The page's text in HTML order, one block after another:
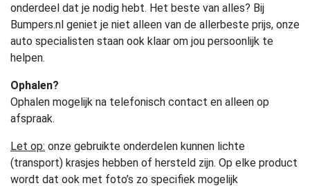
onderdeel dat je nodig hebt. Het beste van alles? Bij
Bumpers.nl geniet je niet alleen van de allerbeste prijs, onze
auto specialisten staan ook klaar om jou persoonlijk te
helpen.
Ophalen?
Ophalen mogelijk na telefonisch contact en alleen op
afspraak.
Let op: onze gebruikte onderdelen kunnen lichte
(transport) krasjes hebben of hersteld zijn. Op elke product
wordt dat ook met foto’s zo specifiek mogelijk